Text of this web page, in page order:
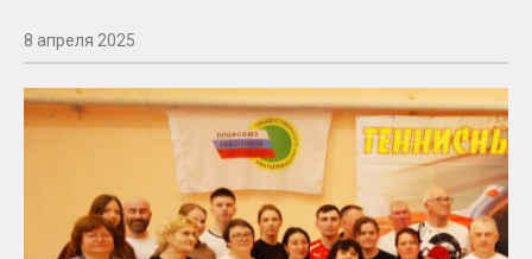
8 апреля 2025